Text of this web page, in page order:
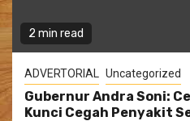
2 min read
ADVERTORIAL Uncategorized
Gubernur Andra Soni:
Kunci Cegah Penyakit